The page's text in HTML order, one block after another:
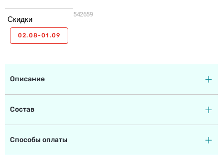
542659
Скидки
02.08-01.09
Описание
Состав
Способы оплаты